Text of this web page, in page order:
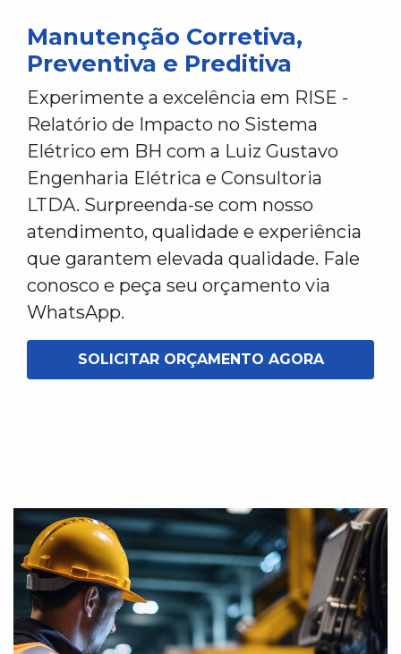
Manutenção Corretiva,
Preventiva e Preditiva
Experimente a excelência em RISE -
Relatório de Impacto no Sistema
Elétrico em BH com a Luiz Gustavo
Engenharia Elétrica e Consultoria
LTDA. Surpreenda-se com nosso
atendimento, qualidade e experiência
que garantem elevada qualidade. Fale
conosco e peça seu orçamento via
WhatsApp.
SOLICITAR ORÇAMENTO AGORA